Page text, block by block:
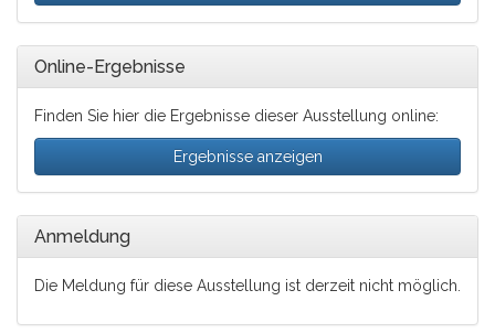
Online-Ergebnisse
Finden Sie hier die Ergebnisse dieser Ausstellung online:
Ergebnisse anzeigen
Anmeldung
Die Meldung für diese Ausstellung ist derzeit nicht möglich.